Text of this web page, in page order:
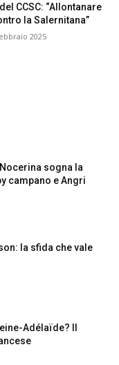
CCSC: “Allontanare
la Salernitana”
2025
sogna la
campano e Angri
la sfida che vale
Adélaïde? Il